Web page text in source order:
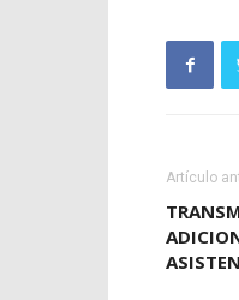
Artículo